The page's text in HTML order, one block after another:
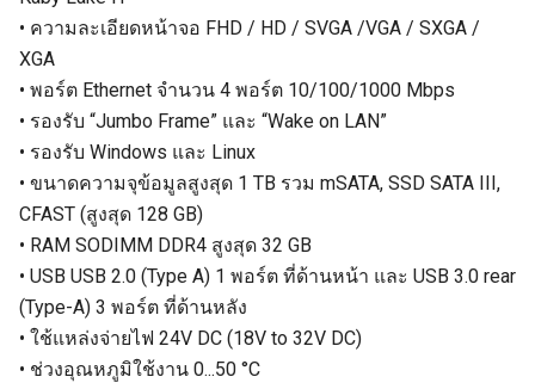
• ความละเอียดหน้าจอ FHD / HD / SVGA /VGA / SXGA /
XGA
• พอร์ต Ethernet จำนวน 4 พอร์ต 10/100/1000 Mbps
• รองรับ “Jumbo Frame” และ “Wake on LAN”
• รองรับ Windows และ Linux
• ขนาดความจุข้อมูลสูงสุด 1 TB รวม mSATA, SSD SATA III,
CFAST (สูงสุด 128 GB)
• RAM SODIMM DDR4 สูงสุด 32 GB
• USB USB 2.0 (Type A) 1 พอร์ต ที่ด้านหน้า และ USB 3.0 rear
(Type-A) 3 พอร์ต ที่ด้านหลัง
• ใช้แหล่งจ่ายไฟ 24V DC (18V to 32V DC)
• ช่วงอุณหภูมิใช้งาน 0...50 °C